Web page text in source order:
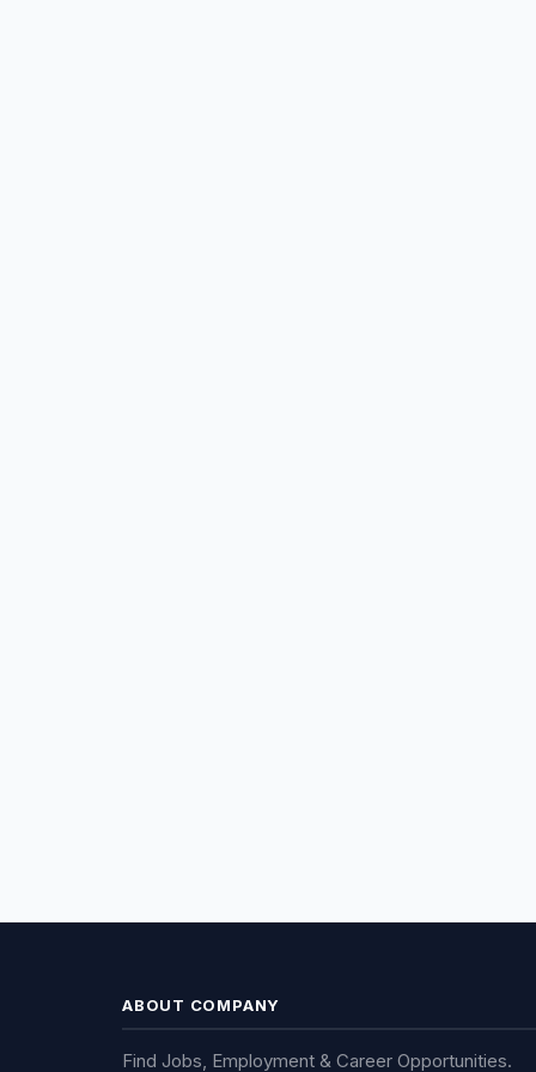
ABOUT COMPANY
Find Jobs, Employment & Career Opportunities.